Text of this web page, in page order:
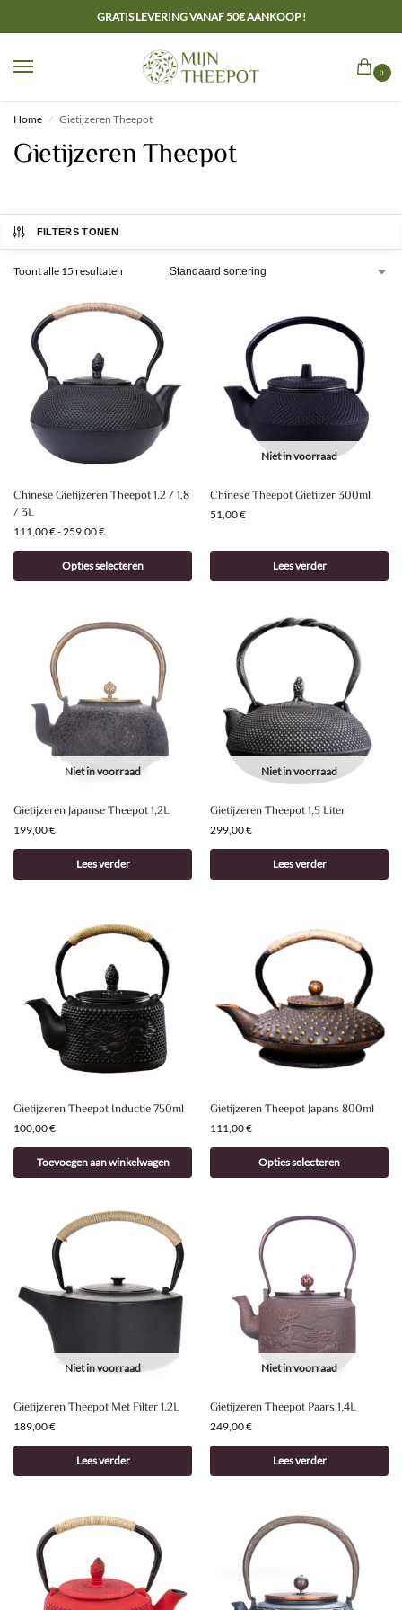
GRATIS LEVERING VANAF 50€ AANKOOP !
0
Home / Gietijzeren Theepot
Gietijzeren Theepot
FILTERS TONEN
Toont alle 15 resultaten
Chinese Gietijzeren Theepot 1.2 / 1.8
/ 3L
111,00€-259,00€
Opties selecteren
Niet in voorraad
Chinese Theepot Gietijzer 300ml
51,00€
Lees verder
Niet in voorraad
Gietijzeren Japanse Theepot 1,2L
199,00€
Lees verder
Niet in voorraad
Gietijzeren Theepot 1,5 Liter
299,00€
Lees verder
Gietijzeren Theepot Inductie 750ml
100,00€
Toevoegen aan winkelwagen
Gietijzeren Theepot Japans 800ml
111,00€
Opties selecteren
Niet in voorraad
Gietijzeren Theepot Met Filter 1.2L
189,00€
Lees verder
Niet in voorraad
Gietijzeren Theepot Paars 1,4L
249,00€
Lees verder